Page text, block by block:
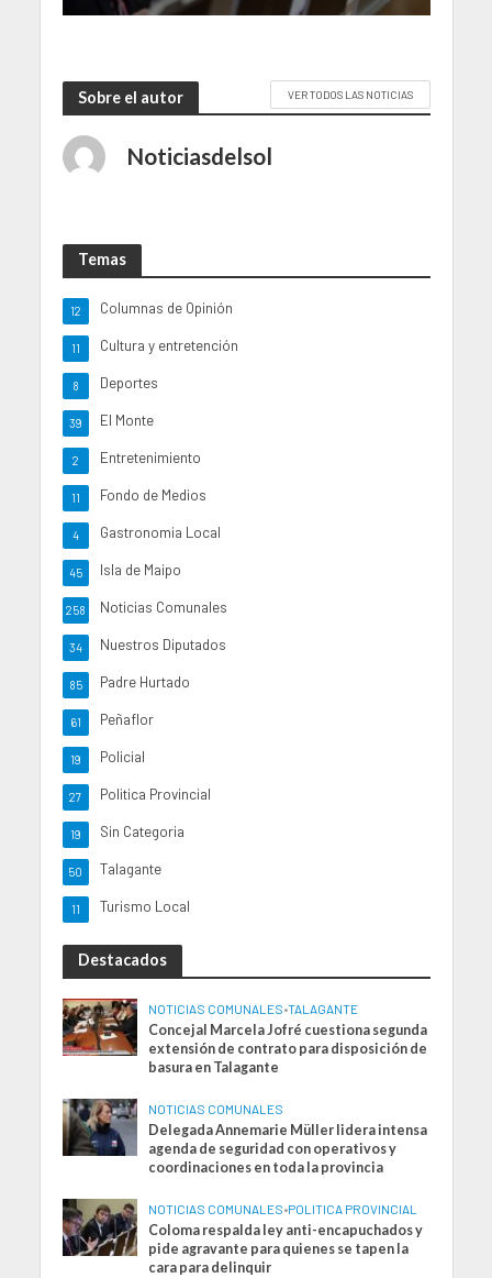
Sobre el autor VER TODOS LAS NOTICIAS
Noticiasdelsol
Temas
Columnas de Opinión
12
Cultura y entretención
11
Deportes
8
El Monte
39
Entretenimiento
2
Fondo de Medios
11
Gastronomia Local
4
Isla de Maipo
45
Noticias Comunales
258
Nuestros Diputados
34
Padre Hurtado
85
Peñaflor
61
Policial
19
Politica Provincial
27
Sin Categoria
19
Talagante
50
Turismo Local
11
Destacados
NOTICIAS COMUNALES•TALAGANTE
Concejal Marcela Jofré cuestiona segunda
extensión de contrato para disposición de
basura en Talagante
NOTICIAS COMUNALES
Delegada Annemarie Müller lidera intensa
agenda de seguridad con operativos y
coordinaciones en toda la provincia
NOTICIAS COMUNALES•POLITICA PROVINCIAL
Coloma respalda ley anti-encapuchados y
pide agravante para quienes se tapen la
cara para delinquir